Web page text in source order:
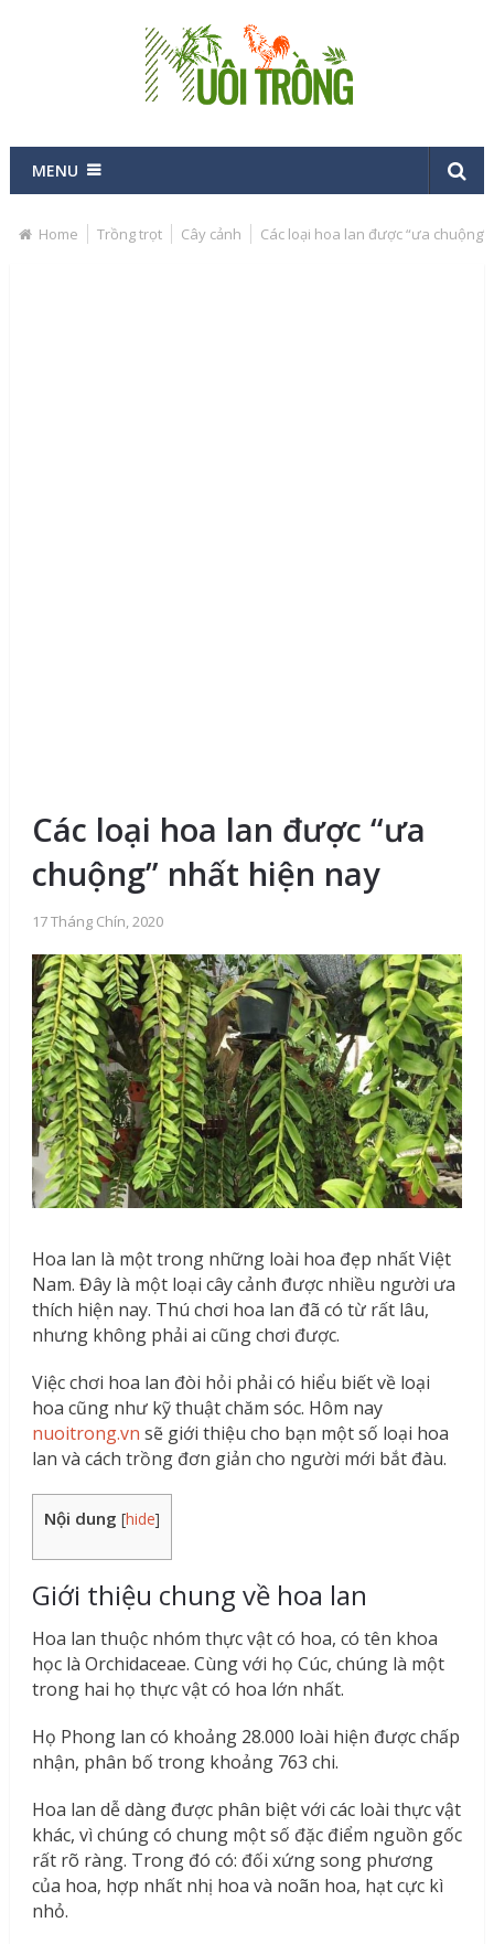
MENU
Home Trồng trọt Cây cảnh Các loại hoa lan được “ưa
Các loại hoa lan được “ưa
chuộng” nhất hiện nay
17 Tháng Chín, 2020
Hoa lan là một trong những loài hoa đẹp nhất Việt
Nam. Đây là một loại cây cảnh được nhiều người ưa
thích hiện nay. Thú chơi hoa lan đã có từ rất lâu,
nhưng không phải ai cũng chơi được.
Việc chơi hoa lan đòi hỏi phải có hiểu biết về loại
hoa cũng như kỹ thuật chăm sóc. Hôm nay
nuoitrong.vn sẽ giới thiệu cho bạn một số loại hoa
lan và cách trồng đơn giản cho người mới bắt đàu.
Nội dung [hide]
Giới thiệu chung về hoa lan
Hoa lan thuộc nhóm thực vật có hoa, có tên khoa
học là Orchidaceae. Cùng với họ Cúc, chúng là một
trong hai họ thực vật có hoa lớn nhất.
Họ Phong lan có khoảng 28.000 loài hiện được chấp
nhận, phân bố trong khoảng 763 chi.
Hoa lan dễ dàng được phân biệt với các loài thực vật
khác, vì chúng có chung một số đặc điểm nguồn gốc
rất rõ ràng. Trong đó có: đối xứng song phương
của hoa, hợp nhất nhị hoa và noãn hoa, hạt cực kì
nhỏ.